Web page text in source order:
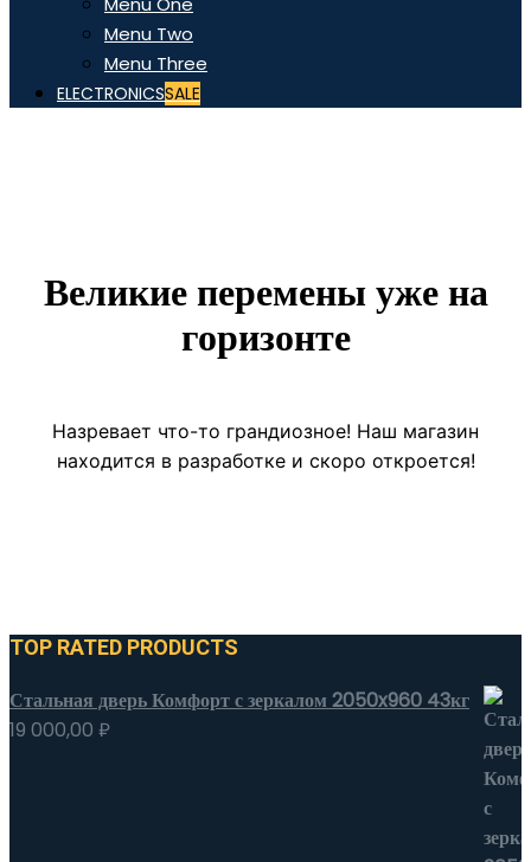
Menu Two
Menu Three
ELECTRONICSSALE
Великие перемены уже на
горизонте
Назревает что-то грандиозное! Наш магазин
находится в разработке и скоро откроется!
TOP RATED PRODUCTS
Стальная дверь Комфорт с зеркалом 2050x960 43кг
19 000,00 ₽